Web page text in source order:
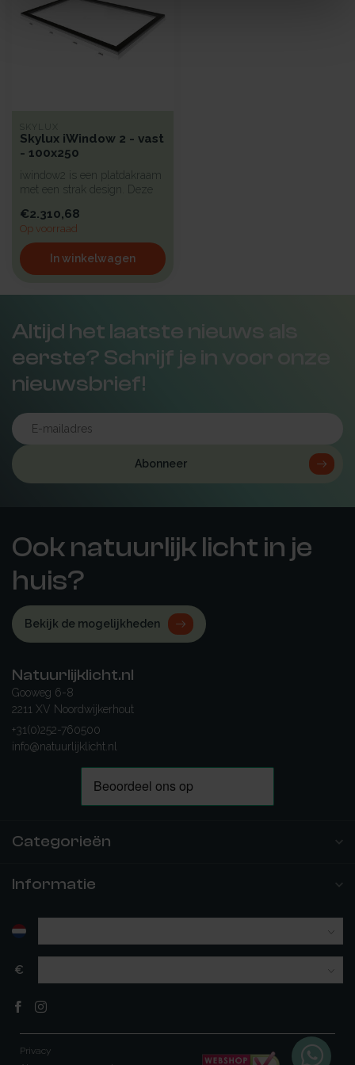
SKYLUX
Skylux iWindow 2 - vast
- 100x250
iwindow2 is een platdakraam
met een strak design. Deze
€2.310,68
Op voorraad
In winkelwagen
Altijd het laatste nieuws als
eerste? Schrijf je in voor onze
nieuwsbrief!
Abonneer
Ook natuurlijk licht in je
huis?
Bekijk de mogelijkheden
Natuurlijklicht.nl
Gooweg 6-8
2211 XV Noordwijkerhout
+31(0)252-760500
info@natuurlijklicht.nl
Categorieën
Informatie
€
Privacy